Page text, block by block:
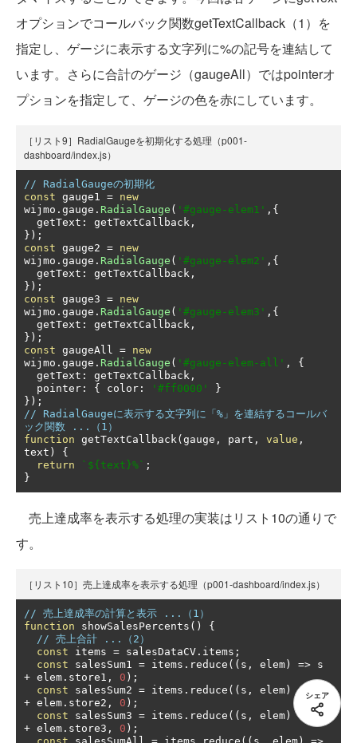
オプションでコールバック関数getTextCallback（1）を
指定し、ゲージに表示する文字列に%の記号を連結して
います。さらに合計のゲージ（gaugeAll）ではpointerオ
プションを指定して、ゲージの色を赤にしています。
［リスト9］RadialGaugeを初期化する処理（p001-
dashboard/index.js）
// RadialGaugeの初期化
const gauge1 = new
wijmo . gauge . RadialGauge ( '#gauge-elem1' ,{
  getText
: getTextCallback ,
});
const gauge2 = new
wijmo . gauge . RadialGauge ( '#gauge-elem2' ,{
  getText
: getTextCallback ,
});
const gauge3 = new
wijmo . gauge . RadialGauge ( '#gauge-elem3' ,{
  getText
: getTextCallback ,
});
const gaugeAll = new
wijmo . gauge . RadialGauge ( '#gauge-elem-all' ,
{
  getText
: getTextCallback ,
  pointer
: { color : '#ff0000'
}
});
// RadialGaugeに表示する文字列に「%」を連結するコールバ
ック関数 ...（1）
function getTextCallback( gauge , part , value ,
text )
{
return
`${text}%` ;
}
売上達成率を表示する処理の実装はリスト10の通りで
す。
［リスト10］売上達成率を表示する処理（p001-dashboard/index.js）
// 売上達成率の計算と表示 ...（1）
function showSalesPercents ()
{
// 売上合計 ...（2）
const items = salesDataCV . items ;
const salesSum1 = items . reduce (( s , elem ) =>
+ elem . store1 , 0 );
const salesSum2 = items . reduce (( s , elem ) =>
s
+ elem . store2 , 0 );
const salesSum3 = items . reduce (( s , elem ) =>
+ elem . store3 , 0 );
シェア